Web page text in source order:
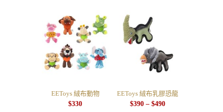
EEToys 絨布動物
$330
EEToys 絨布乳膠恐龍
$390 –$490